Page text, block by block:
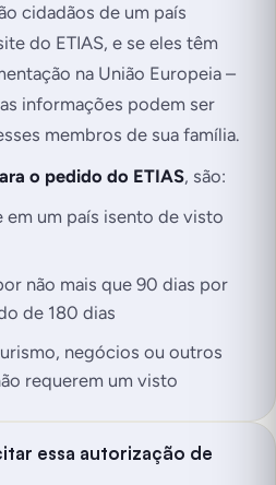
cidadãos de um país
do ETIAS, e se eles têm
na União Europeia –
informações podem ser
membros de sua família.
o pedido do ETIAS, são:
em um país isento de visto
não mais que 90 dias por
de 180 dias
negócios ou outros
requerem um visto
essa autorização de